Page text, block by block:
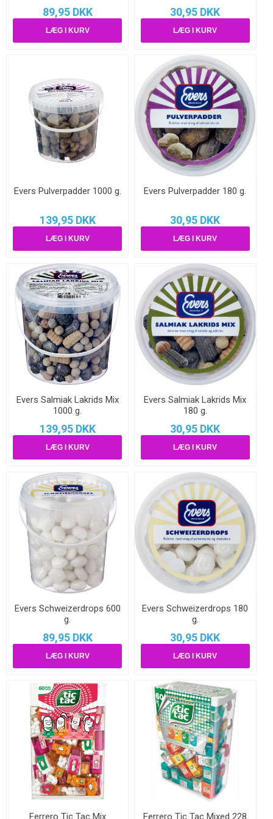
89,95 DKK 30,95 DKK
Evers Pulverpadder 1000 g.
139,95 DKK
Evers Pulverpadder 180 g.
30,95 DKK
Evers Salmiak Lakrids Mix
1000 g.
139,95 DKK
Evers Salmiak Lakrids Mix
180 g.
30,95 DKK
Evers Schweizerdrops 600
g.
89,95 DKK
Evers Schweizerdrops 180
g.
30,95 DKK
Ferrero Tic Tac Mix Ferrero Tic Tac Mixed 228